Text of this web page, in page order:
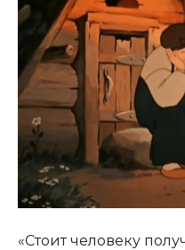
«Стоит человеку